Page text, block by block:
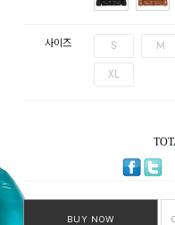
사이즈 S M
XL
BUY NOW